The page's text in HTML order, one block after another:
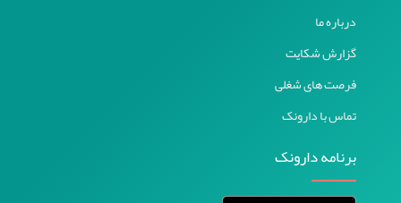
درباره ما
گزارش شکایت
فرصت های شغلی
تماس با دارونک
برنامه دارونک